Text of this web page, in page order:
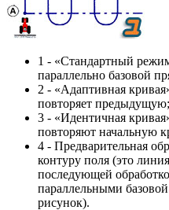
1 - «Стандартный
параллельно базовой
2 - «Адаптивная
повторяет предыдущую;
3 - «Идентичная
повторяют начальную
4 - Предварительная
контуру поля (это
последующей
параллельными
рисунок).